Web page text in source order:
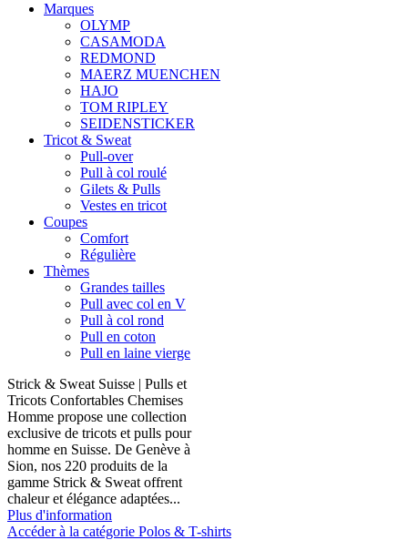
Marques
OLYMP
CASAMODA
REDMOND
MAERZ MUENCHEN
HAJO
TOM RIPLEY
SEIDENSTICKER
Tricot & Sweat
Pull-over
Pull à col roulé
Gilets & Pulls
Vestes en tricot
Coupes
Comfort
Régulière
Thèmes
Grandes tailles
Pull avec col en V
Pull à col rond
Pull en coton
Pull en laine vierge
Strick & Sweat Suisse | Pulls et
Tricots Confortables Chemises
Homme propose une collection
exclusive de tricots et pulls pour
homme en Suisse. De Genève à
Sion, nos 220 produits de la
gamme Strick & Sweat offrent
chaleur et élégance adaptées...
Plus d'information
Accéder à la catégorie Polos & T-shirts